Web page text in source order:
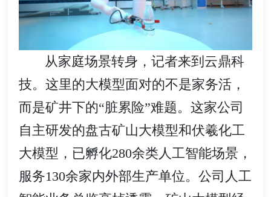
从家庭场景转身，记者来到云鼎科
技。这里的大模型面对的不是家务活，
而是矿井下的“脏累险”难题。这家公司
自主研发的盘古矿山大模型和伏羲化工
大模型，已孵化280余类人工智能场景，
服务130余家内外部生产单位。公司人工